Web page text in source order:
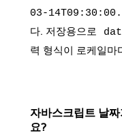
03-
다. 저장용으로
력 형식이 로케일마
자바스크립트 날
요?